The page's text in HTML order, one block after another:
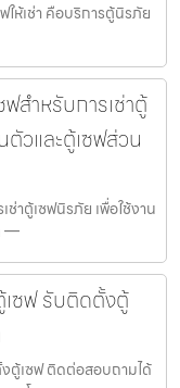
ห้เช่า คือบริการตู้นิรภัย
สำหรับการเช่าตู้
วและตู้เซฟส่วน
าตู้เซฟนิรภัย เพื่อใช้งาน
—
เซฟ รับติดตั้งตู้
ตู้เซฟ ติดต่อสอบถามได้